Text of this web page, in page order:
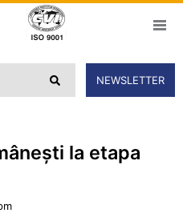
NEWSLETTER
la etapa